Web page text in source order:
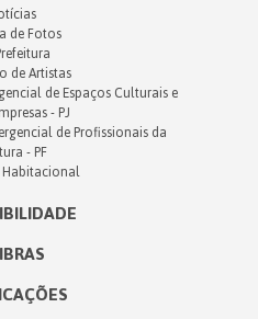
de Fotos
de Artistas
de Espaços Culturais e
- PJ
de Profissionais da
- PF